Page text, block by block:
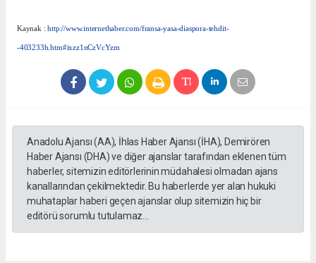
Kaynak :http://www.internethaber.com/fransa-yasa-diaspora-tehdit-
-403233h.htm#ixzz1nCzVcYzm
Anadolu Ajansı (AA), İhlas Haber Ajansı (İHA), Demirören
Haber Ajansı (DHA) ve diğer ajanslar tarafından eklenen tüm
haberler, sitemizin editörlerinin müdahalesi olmadan ajans
kanallarından çekilmektedir. Bu haberlerde yer alan hukuki
muhataplar haberi geçen ajanslar olup sitemizin hiç bir
editörü sorumlu tutulamaz...